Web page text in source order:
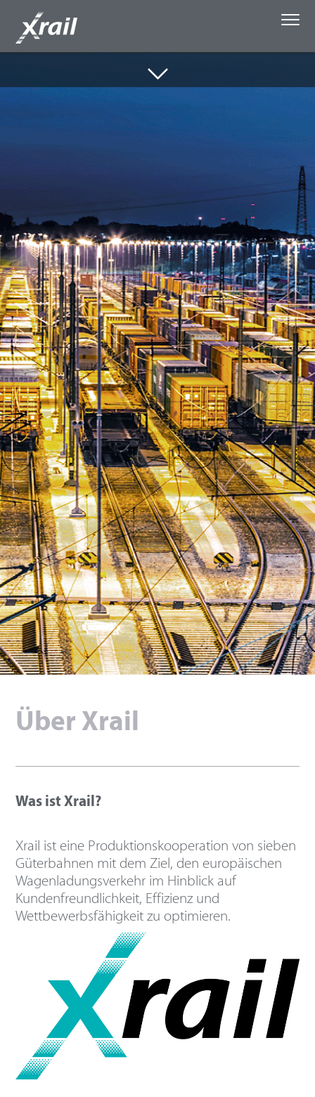
Zum Inhalt wechseln
Über Xrail
Medien
English
Deutsch
Über Xrail
Was ist Xrail?
Xrail ist eine Produktionskooperation von sieben
Güterbahnen mit dem Ziel, den europäischen
Wagenladungsverkehr im Hinblick auf
Kundenfreundlichkeit, Effizienz und
Wettbewerbsfähigkeit zu optimieren.